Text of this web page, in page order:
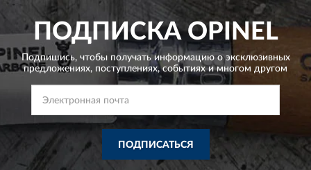
ПОДПИСКАOPINEL
Подпишись, чтобы получать информацию о эксклюзивных
предложениях, поступлениях, событиях и многом другом
ПОДПИСАТЬСЯ